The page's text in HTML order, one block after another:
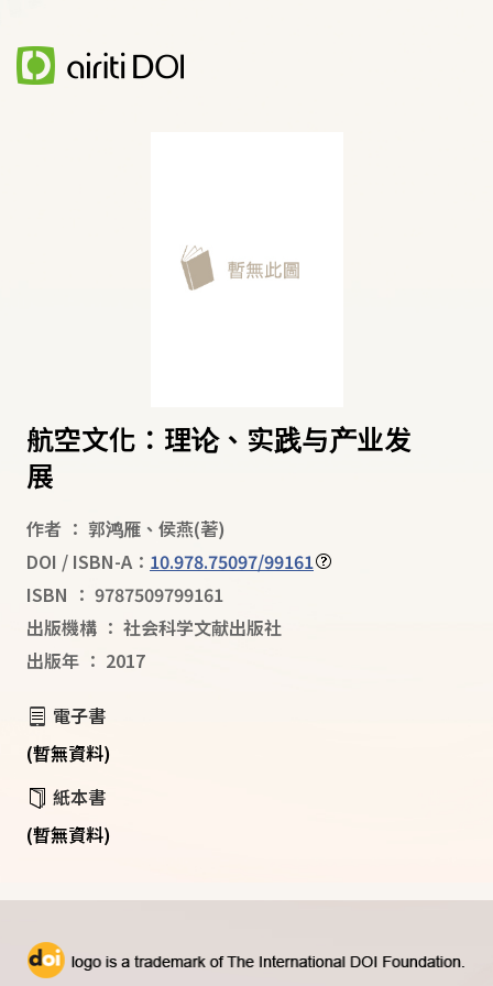
航空文化：理论、实践与产业发
展
作者 ： 郭鸿雁 、 侯燕(著)
DOI / ISBN-A： 10.978.75097/99161
ISBN ： 9787509799161
出版機構 ： 社会科学文献出版社
出版年 ： 2017
電子書
(暫無資料)
紙本書
(暫無資料)